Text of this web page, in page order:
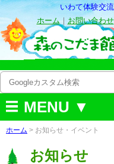
いわて体験交
ホーム｜ お問い合わせ
MENU ▼
ホーム > お知らせ・イベント
お知らせ